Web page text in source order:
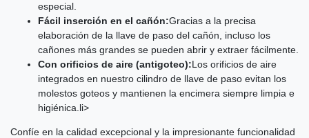
especial.
Fácil inserción en el cañón:Gracias a la precisa
elaboración de la llave de paso del cañón, incluso los
cañones más grandes se pueden abrir y extraer fácilmente.
Con orificios de aire (antigoteo):Los orificios de aire
integrados en nuestro cilindro de llave de paso evitan los
molestos goteos y mantienen la encimera siempre limpia e
higiénica.li>
Confíe en la calidad excepcional y la impresionante funcionalidad